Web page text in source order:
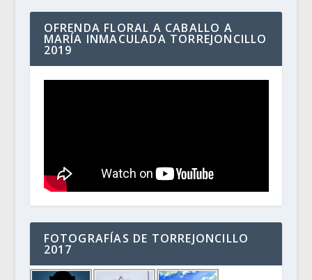
OFRENDA FLORAL A CABALLO A
MARÍA INMACULADA TORREJONCILLO
2019
FOTOGRAFÍAS DE TORREJONCILLO
2017